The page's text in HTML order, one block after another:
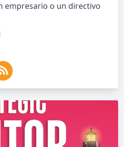
empresario o un directivo